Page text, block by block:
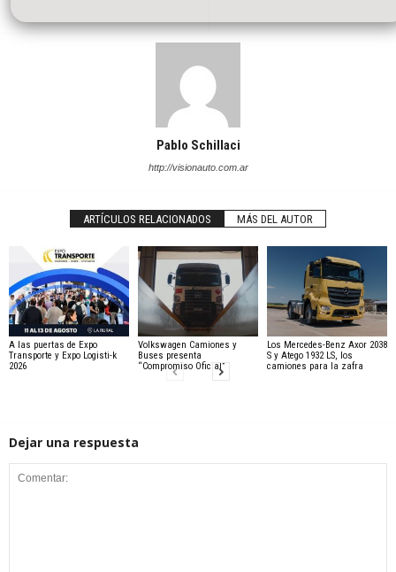
Pablo Schillaci
http://visionauto.com.ar
ARTÍCULOS RELACIONADOS MÁS DEL AUTOR
A las puertas de Expo
Transporte y Expo Logisti-k
2026
Volkswagen Camiones y
Buses presenta
“Compromiso Oficial”
Los Mercedes-Benz Axor 2038
S y Atego 1932 LS, los
camiones para la zafra
Dejar una respuesta